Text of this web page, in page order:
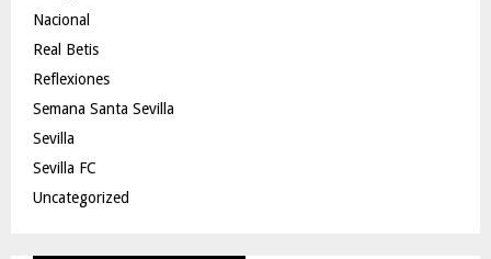
Nacional
Real Betis
Reflexiones
Semana Santa Sevilla
Sevilla
Sevilla FC
Uncategorized